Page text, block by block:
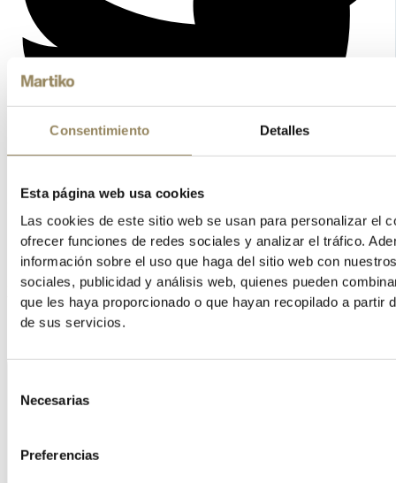
Consentimiento Detalles
Esta página web usa cookies
Las cookies de este sitio web se usan para personalizar el
ofrecer funciones de redes sociales y analizar el tráfico.
información sobre el uso que haga del sitio web con
sociales, publicidad y análisis web, quienes pueden
que les haya proporcionado o que hayan recopilado a partir
de sus servicios.
Necesarias
Preferencias
Vimeo